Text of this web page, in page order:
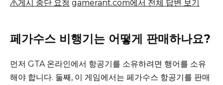
게시 중단 요청 gamerant.com에서 전체 답변 보기
페가수스 비행기는 어떻게 판매하나요?
먼저 GTA 온라인에서 항공기를 소유하려면 행어를 소유
해야 합니다. 둘째, 이 게임에서는 페가수스 항공기를 판매